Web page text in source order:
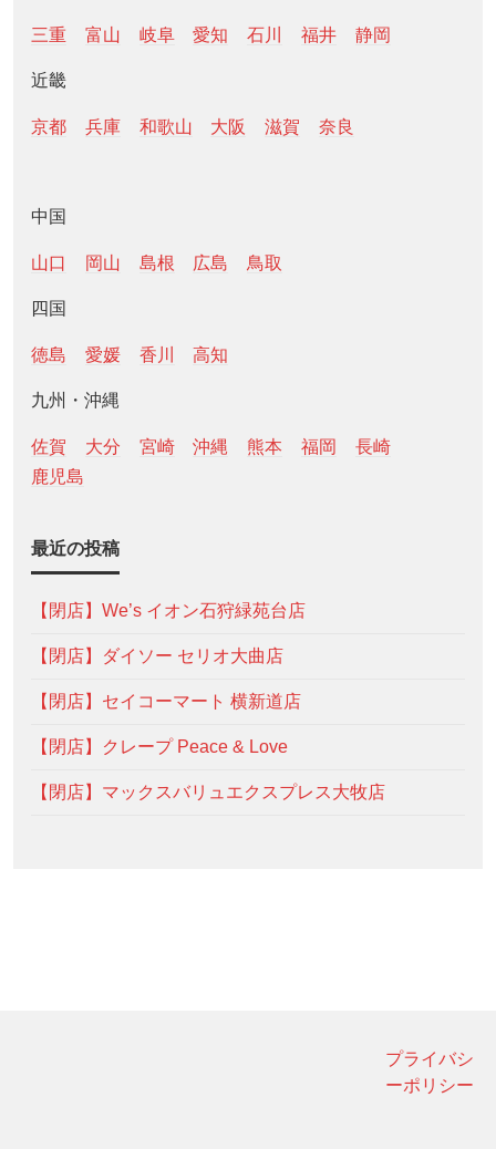
三重 富山 岐阜 愛知 石川 福井 静岡
近畿
京都 兵庫 和歌山 大阪 滋賀 奈良
中国
山口 岡山 島根 広島 鳥取
四国
徳島 愛媛 香川 高知
九州・沖縄
佐賀 大分 宮崎 沖縄 熊本 福岡
長崎
鹿児島
最近の投稿
【閉店】We’s イオン石狩緑苑台店
【閉店】ダイソー セリオ大曲店
【閉店】セイコーマート 横新道店
【閉店】クレープ Peace & Love
【閉店】マックスバリュエクスプレス大牧店
プライバシ
ーポリシー